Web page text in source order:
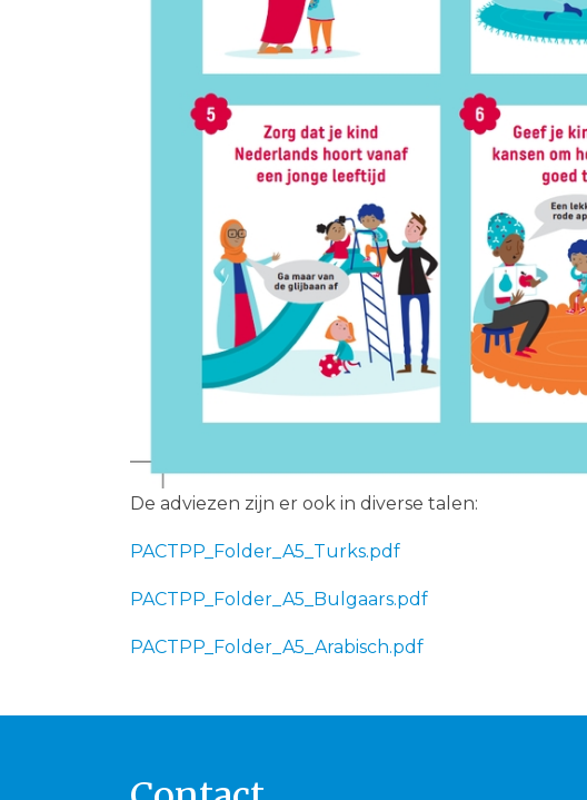
De adviezen zijn er ook in diverse talen:
PACTPP_Folder_A5_Turks.pdf
PACTPP_Folder_A5_Bulgaars.pdf
PACTPP_Folder_A5_Arabisch.pdf